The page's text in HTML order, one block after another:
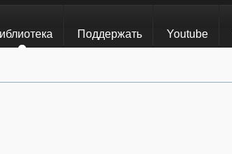
Поддержать Youtube